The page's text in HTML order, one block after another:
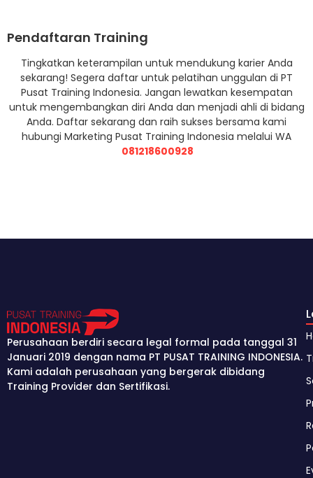
Pendaftaran Training
Tingkatkan keterampilan untuk mendukung karier Anda
sekarang! Segera daftar untuk pelatihan unggulan di PT
Pusat Training Indonesia. Jangan lewatkan kesempatan
untuk mengembangkan diri Anda dan menjadi ahli di bidang
Anda. Daftar sekarang dan raih sukses bersama kami
hubungi Marketing Pusat Training Indonesia melalui WA
081218600928
Perusahaan berdiri secara legal formal pada tanggal 31
Januari 2019 dengan nama PT PUSAT TRAINING INDONESIA.
Kami adalah perusahaan yang bergerak dibidang
Training Provider dan Sertifikasi.